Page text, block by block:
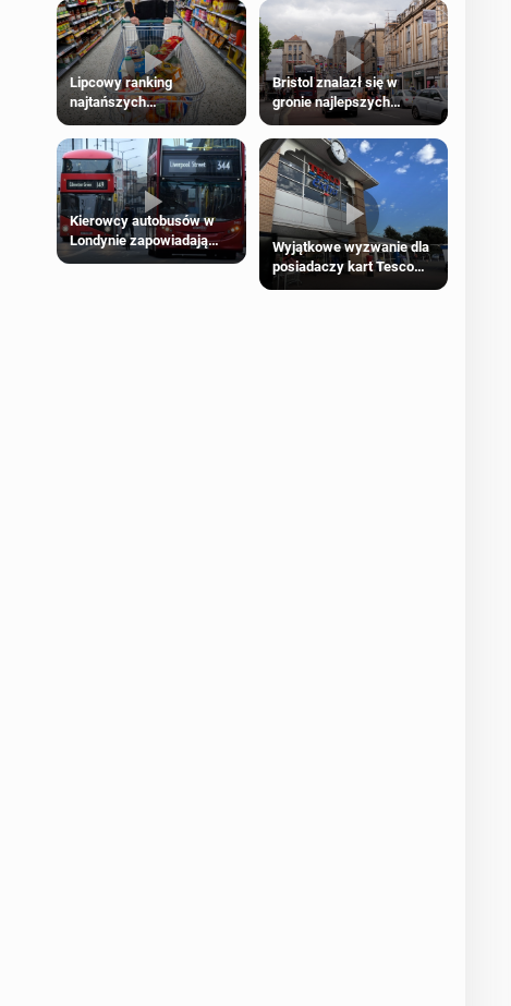
Lipcowy ranking
najtańszych
supermarketów
Bristol znalazł się w
gronie najlepszych
kierunków podróży na
świecie
Kierowcy autobusów w
Londynie zapowiadają
strajki
Wyjątkowe wyzwanie dla
posiadaczy kart Tesco
Clubcard!